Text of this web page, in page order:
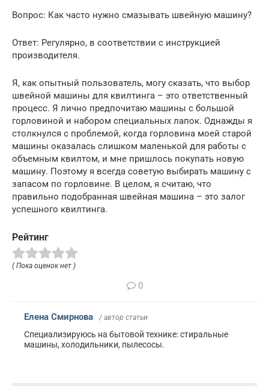
Вопрос: Как часто нужно смазывать швейную машину?
Ответ: Регулярно, в соответствии с инструкцией
производителя.
Я, как опытный пользователь, могу сказать, что выбор
швейной машины для квилтинга – это ответственный
процесс. Я лично предпочитаю машины с большой
горловиной и набором специальных лапок. Однажды я
столкнулся с проблемой, когда горловина моей старой
машины оказалась слишком маленькой для работы с
объемным квилтом, и мне пришлось покупать новую
машину. Поэтому я всегда советую выбирать машину с
запасом по горловине. В целом, я считаю, что
правильно подобранная швейная машина – это залог
успешного квилтинга.
Рейтинг
( Пока оценок нет )
0
Елена Смирнова / автор статьи
Специализируюсь на бытовой технике: стиральные
машины, холодильники, пылесосы.